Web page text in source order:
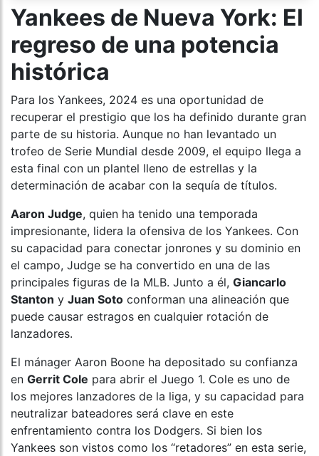
Yankees de Nueva York: El
regreso de una potencia
histórica
Para los Yankees, 2024 es una oportunidad de
recuperar el prestigio que los ha definido durante gran
parte de su historia. Aunque no han levantado un
trofeo de Serie Mundial desde 2009, el equipo llega a
esta final con un plantel lleno de estrellas y la
determinación de acabar con la sequía de títulos.
Aaron Judge, quien ha tenido una temporada
impresionante, lidera la ofensiva de los Yankees. Con
su capacidad para conectar jonrones y su dominio en
el campo, Judge se ha convertido en una de las
principales figuras de la MLB. Junto a él, Giancarlo
Stanton y Juan Soto conforman una alineación que
puede causar estragos en cualquier rotación de
lanzadores.
El mánager Aaron Boone ha depositado su confianza
en Gerrit Cole para abrir el Juego 1. Cole es uno de
los mejores lanzadores de la liga, y su capacidad para
neutralizar bateadores será clave en este
enfrentamiento contra los Dodgers. Si bien los
Yankees son vistos como los “retadores” en esta serie,